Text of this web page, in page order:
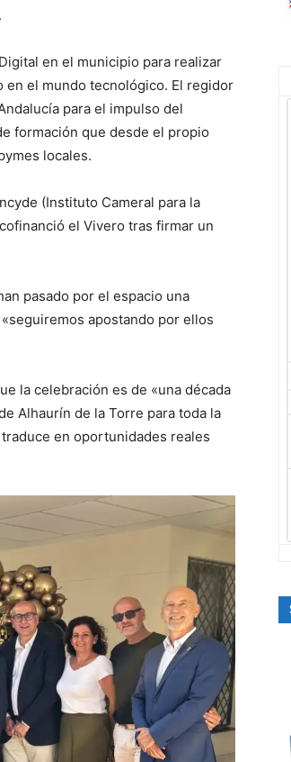
en el municipio para realizar
en el mundo tecnológico. El regidor
para el impulso del
formación que desde el propio
locales.
(Instituto Cameral para la
el Vivero tras firmar un
pasado por el espacio una
apostando por ellos
la celebración es de «una década
Alhaurín de la Torre para toda la
en oportunidades reales